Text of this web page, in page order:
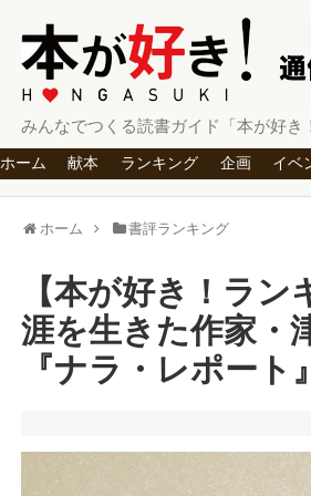
みんなでつくる読書ガイド「本が好き
ホーム 献本 ランキング 企画 イベ
ホーム 書評ランキング
【本が好き！ラ
涯を生きた作家・
『ナラ・レポート』